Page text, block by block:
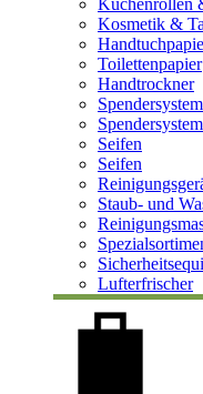
Küchenrollen
Kosmetik &
Toilettenpapier
Handtrockner
Seifen
Seifen
Staub- und
Lufterfrischer